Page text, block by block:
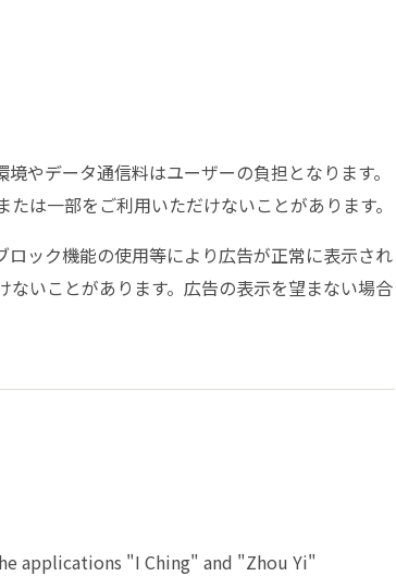
やデータ通信料はユーザーの負担となります。
は一部をご利用いただけないことがあります。
ック機能の使用等により広告が正常に表示され
いことがあります。広告の表示を望まない場合
applications "I Ching" and "Zhou Yi"